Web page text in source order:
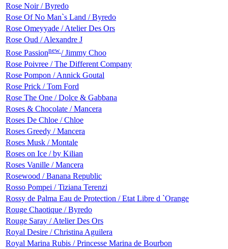
Rose Noir / Byredo
Rose Of No Man`s Land / Byredo
Rose Omeyyade / Atelier Des Ors
Rose Oud / Alexandre J
Rose Passionnew/ Jimmy Choo
Rose Poivree / The Different Company
Rose Pompon / Annick Goutal
Rose Prick / Tom Ford
Rose The One / Dolce & Gabbana
Roses & Chocolate / Mancera
Roses De Chloe / Chloe
Roses Greedy / Mancera
Roses Musk / Montale
Roses on Ice / by Kilian
Roses Vanille / Mancera
Rosewood / Banana Republic
Rosso Pompei / Tiziana Terenzi
Rossy de Palma Eau de Protection / Etat Libre d `Orange
Rouge Chaotique / Byredo
Rouge Saray / Atelier Des Ors
Royal Desire / Christina Aguilera
Royal Marina Rubis / Princesse Marina de Bourbon